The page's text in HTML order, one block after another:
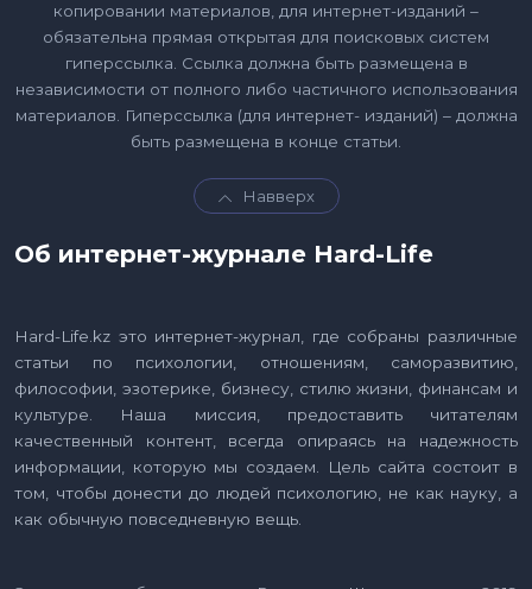
копировании материалов, для интернет-изданий –
обязательна прямая открытая для поисковых систем
гиперссылка. Ссылка должна быть размещена в
независимости от полного либо частичного использования
материалов. Гиперссылка (для интернет- изданий) – должна
быть размещена в конце статьи.
Навверх
Об интернет-журнале Hard-Life
Hard-Life.kz это интернет-журнал, где собраны различные
статьи по психологии, отношениям, саморазвитию,
философии, эзотерике, бизнесу, стилю жизни, финансам и
культуре. Наша миссия, предоставить читателям
качественный контент, всегда опираясь на надежность
информации, которую мы создаем. Цель сайта состоит в
том, чтобы донести до людей психологию, не как науку, а
как обычную повседневную вещь.